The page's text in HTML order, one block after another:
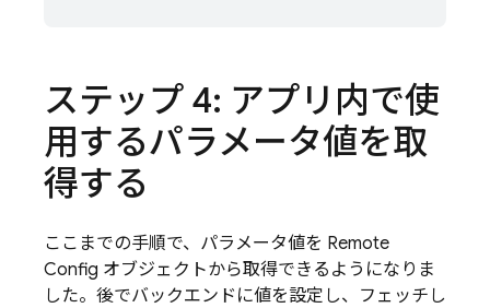
ステップ 4: アプリ内で使
用するパラメータ値を取
得する
ここまでの手順で、パラメータ値を Remote
Config オブジェクトから取得できるようになりま
した。後でバックエンドに値を設定し、フェッチし